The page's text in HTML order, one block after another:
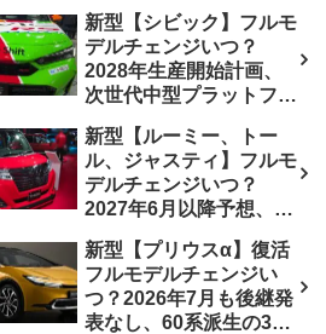
上げ約8～10万円、法規
対応、ハイブリッド
4WD追加まだ、フルモ
デルチェンジはトヨタが
介入か
いつ？フルモデルチェン
ジは2029年頃まで遅れ
る予想
新型【シビック】フルモ
デルチェンジいつ？
2028年生産開始計画、
次世代中型プラットフォ
搭載予想【ホンダ最新情
報】Honda S+ Shiftは現
行e:HEV RS 消費税込
4,659,600円で先行導入
新型【ルーミー、トー
ル、ジャスティ】フルモ
デルチェンジいつ？
2027年6月以降予想、ビ
う無い？【トヨタ最新情
報】1.2Lハイブリッド追
加は次期型に期待
新型【プリウスα】復活
フルモデルチェンジい
つ？2026年7月も後継発
表なし、60系派生の3列